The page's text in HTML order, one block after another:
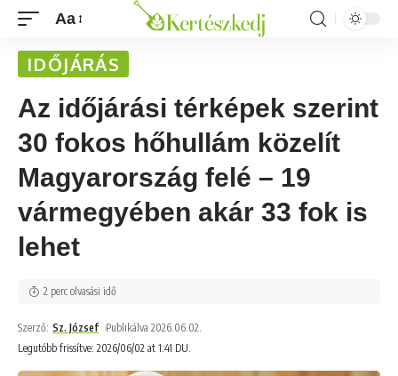
Aa
IDŐJÁRÁS
Az időjárási térképek szerint
30 fokos hőhullám közelít
Magyarország felé – 19
vármegyében akár 33 fok is
lehet
Legutóbb frissítve: 2026/06/02 at 1:41 DU.
Szerző: Sz. József Publikálva 2026.06.02.
2 perc olvasási idő